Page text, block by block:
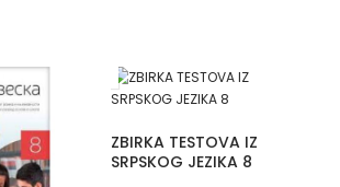
ZBIRKA TESTOVA IZ
SRPSKOG JEZIKA 8